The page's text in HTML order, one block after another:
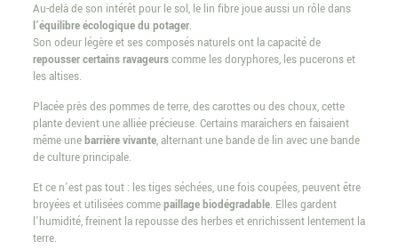
Au-delà de son intérêt pour le sol, le lin fibre joue aussi un rôle dans
l’équilibre écologique du potager.
Son odeur légère et ses composés naturels ont la capacité de
repousser certains ravageurscomme les doryphores, les pucerons et
les altises.
Placée près des pommes de terre, des carottes ou des choux, cette
plante devient une alliée précieuse. Certains maraîchers en faisaient
même unebarrière vivante, alternant une bande de lin avec une bande
de culture principale.
Et ce n’est pas tout : les tiges séchées, une fois coupées, peuvent être
broyées et utilisées commepaillage biodégradable. Elles gardent
l’humidité, freinent la repousse des herbes et enrichissent lentement la
terre.